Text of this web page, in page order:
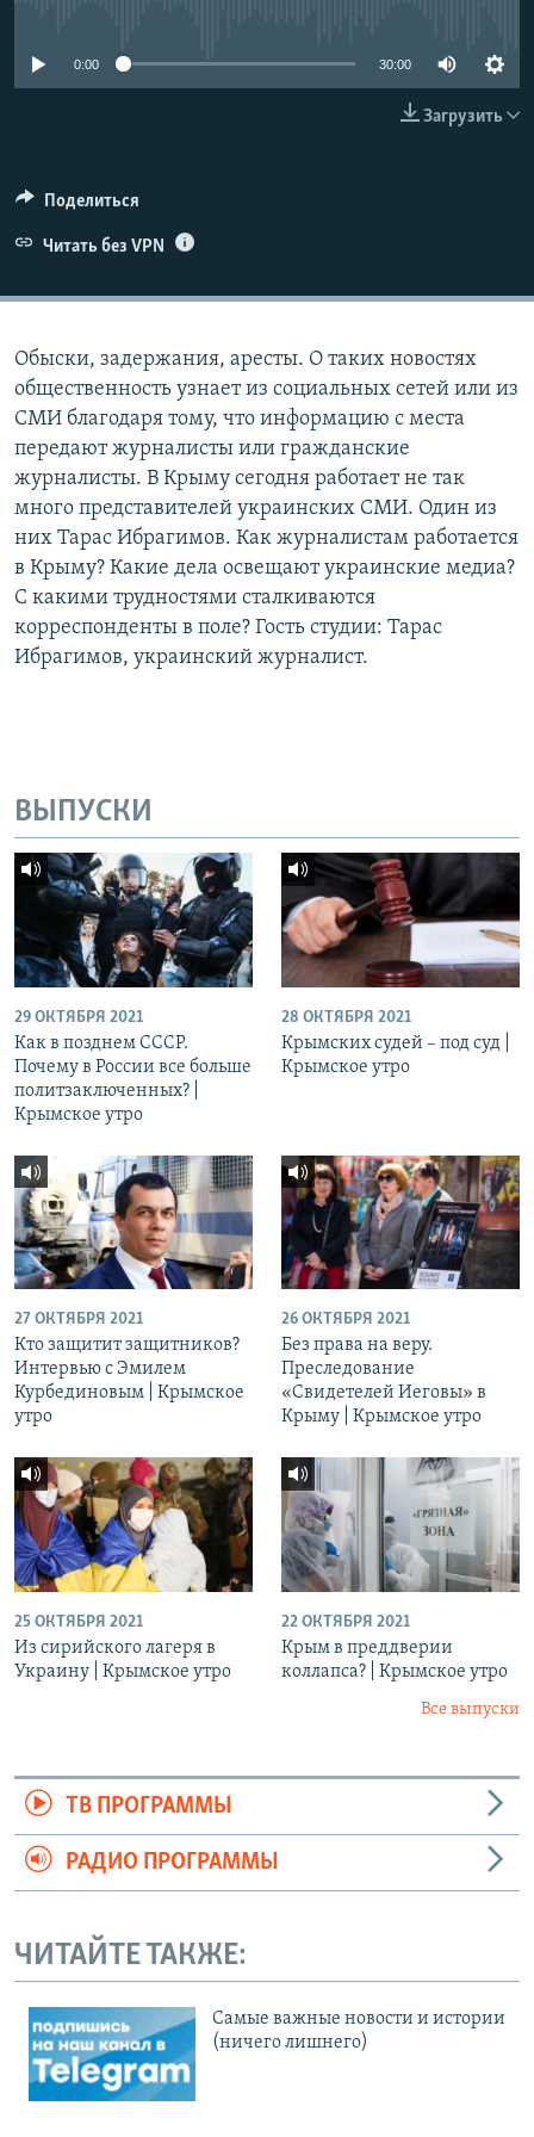
КРЫМ.НЕПОКОРЕННЫЙ
0:00 30:00
Загрузить
Поделиться
Читать без VPN
Обыски, задержания, аресты. О таких новостях
общественность узнает из социальных сетей или из
СМИ благодаря тому, что информацию с места
передают журналисты или гражданские
журналисты. В Крыму сегодня работает не так
много представителей украинских СМИ. Один из
них Тарас Ибрагимов. Как журналистам работается
в Крыму? Какие дела освещают украинские медиа?
С какими трудностями сталкиваются
корреспонденты в поле? Гость студии: Тарас
Ибрагимов, украинский журналист.
ВЫПУСКИ
29 ОКТЯБРЯ 2021
Как в позднем СССР.
Почему в России все больше
политзаключенных? |
Крымское утро
28 ОКТЯБРЯ 2021
Крымских судей – под суд |
Крымское утро
27 ОКТЯБРЯ 2021
Кто защитит защитников?
Интервью с Эмилем
Курбединовым | Крымское
утро
26 ОКТЯБРЯ 2021
Без права на веру.
Преследование
«Свидетелей Иеговы» в
Крыму | Крымское утро
25 ОКТЯБРЯ 2021
Из сирийского лагеря в
Украину | Крымское утро
22 ОКТЯБРЯ 2021
Крым в преддверии
коллапса? | Крымское утро
Все выпуски
ТВ ПРОГРАММЫ
РАДИО ПРОГРАММЫ
ЧИТАЙТЕ ТАКЖЕ:
Cамые важные новости и истории
(ничего лишнего)